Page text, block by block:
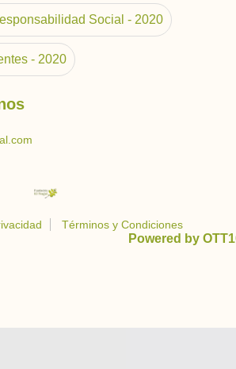
Social - 2020
- 2020
Términos y Condiciones
Powered by